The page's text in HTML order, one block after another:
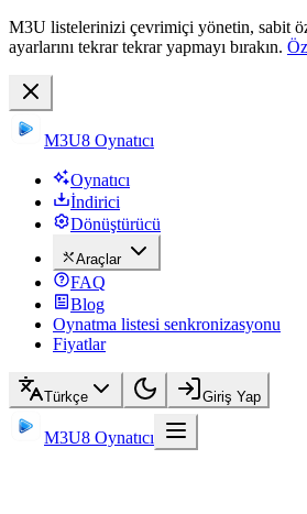
M3U listelerinizi çevrimiçi yönetin, sabit
ayarlarını tekrar tekrar yapmayı bırakın.
M3U8 Oynatıcı
Oynatıcı
İndirici
Dönüştürücü
Araçlar
FAQ
Blog
Oynatma listesi senkronizasyonu
Fiyatlar
Türkçe Giriş Yap
M3U8 Oynatıcı